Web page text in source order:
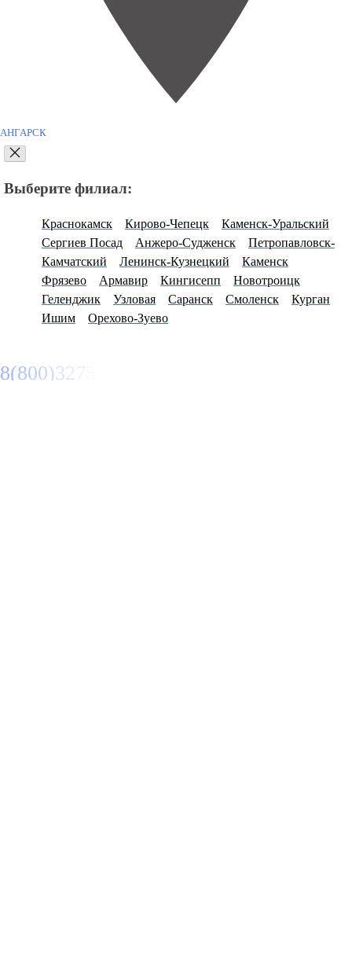
АНГАРСК
Выберите филиал:
Краснокамск Кирово-Чепецк
Каменск-Уральский
Сергиев Посад
Анжеро-Судженск
Петропавловск-
Камчатский
Ленинск-Кузнецкий
Каменск
Фрязево
Армавир Кингисепп
Новотроицк
Геленджик
Узловая Саранск Смоленск
Курган
Ишим
Орехово-Зуево
8(800)3275280